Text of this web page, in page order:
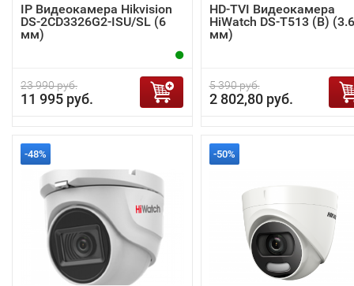
IP Видеокамера Hikvision
DS-2CD3326G2-ISU/SL (6
мм)
23 990 руб.
11 995 руб.
HD-TVI Видеокамера
HiWatch DS-T513 (B) (3.6
мм)
5 390 руб.
2 802,80 руб.
-48% -50%